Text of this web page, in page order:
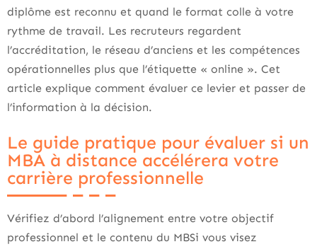
diplôme est reconnu et quand le format colle à votre
rythme de travail. Les recruteurs regardent
l’accréditation, le réseau d’anciens et les compétences
opérationnelles plus que l’étiquette « online ». Cet
article explique comment évaluer ce levier et passer de
l’information à la décision.
Le guide pratique pour évaluer si un
MBA à distance accélérera votre
carrière professionnelle
Vérifiez d’abord l’alignement entre votre objectif
professionnel et le contenu du MBSi vous visez